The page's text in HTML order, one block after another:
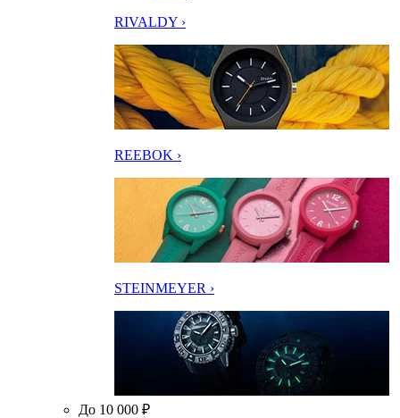
RIVALDY ›
REEBOK ›
STEINMEYER ›
До 10 000 ₽